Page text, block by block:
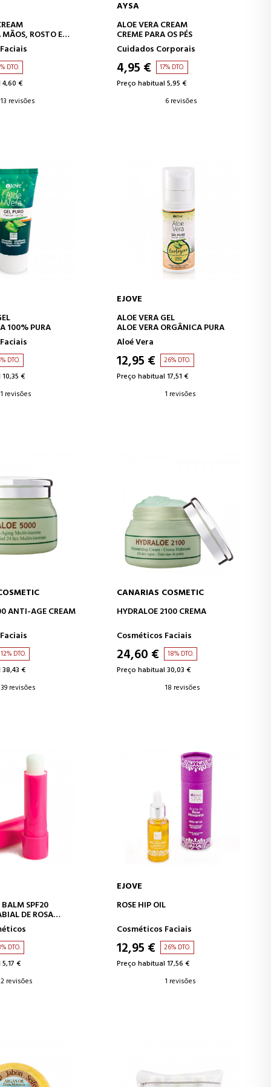
AO CARRINHO
MÃOS, ROSTO E
DTO.
€
13 revisões
ADICIONAR AO CARRINHO
AYSA
ALOE VERA CREAM
CREME PARA OS PÉS
Cuidados Corporais
4,95 € 17% DTO.
Preço habitual 5,95 €
6 revisões
AO CARRINHO
100% PURA
DTO.
€
1 revisões
ADICIONAR AO CARRINHO
EJOVE
ALOE VERA GEL
ALOE VERA ORGÂNICA PURA
Aloé Vera
12,95 € 26% DTO.
Preço habitual 17,51 €
1 revisões
AO CARRINHO
ANTI-AGE CREAM
12% DTO.
€
39 revisões
ADICIONAR AO CARRINHO
CANARIAS COSMETIC
HYDRALOE 2100 CREMA
Cosméticos Faciais
24,60 € 18% DTO.
Preço habitual 30,03 €
18 revisões
AO CARRINHO
BALM SPF20
DE ROSA
20
DTO.
€
2 revisões
ADICIONAR AO CARRINHO
EJOVE
ROSE HIP OIL
Cosméticos Faciais
12,95 € 26% DTO.
Preço habitual 17,56 €
1 revisões